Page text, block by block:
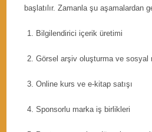
başlatılır. Zamanla şu aşamalardan
Bilgilendirici içerik üretimi
Görsel arşiv oluşturma ve sosyal
Online kurs ve e-kitap satışı
Sponsorlu marka iş birlikleri